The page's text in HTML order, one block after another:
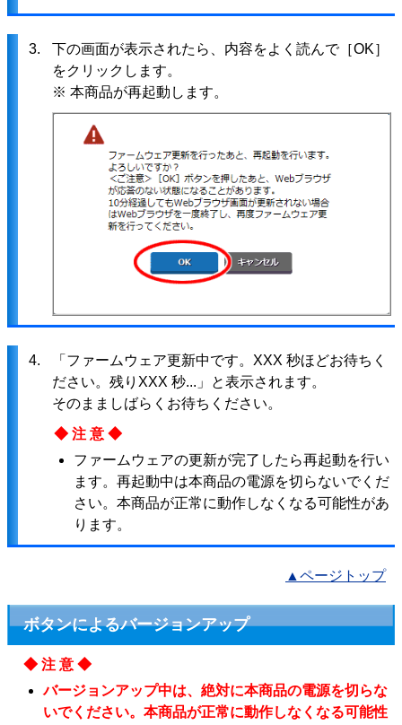
3.
下の画面が表示されたら、内容をよく読んで［OK］
をクリックします。
※ 本商品が再起動します。
4.
「ファームウェア更新中です。XXX 秒ほどお待ちく
ださい。残りXXX 秒...」と表示されます。
そのまましばらくお待ちください。
◆注意◆
ファームウェアの更新が完了したら再起動を行い
ます。再起動中は本商品の電源を切らないでくだ
さい。本商品が正常に動作しなくなる可能性があ
ります。
▲ページトップ
ボタンによるバージョンアップ
◆注意◆
バージョンアップ中は、絶対に本商品の電源を切らな
いでください。本商品が正常に動作しなくなる可能性